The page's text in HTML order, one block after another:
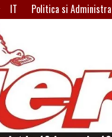
IT Politica si